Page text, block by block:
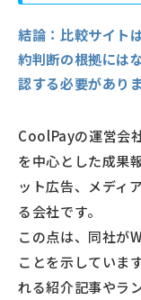
結論： 比較サイト
約判断の根拠には
認する必要がありま
CoolPayの運営会
を中心とした成果
ット広告、メディ
る会社です。
この点は、同社が
ことを示していま
れる紹介記事やラ